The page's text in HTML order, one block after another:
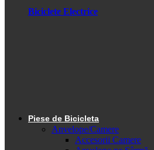
Biciclete Electrice
Piese de Bicicleta
Anvelope/Camere
Accesorii Camere